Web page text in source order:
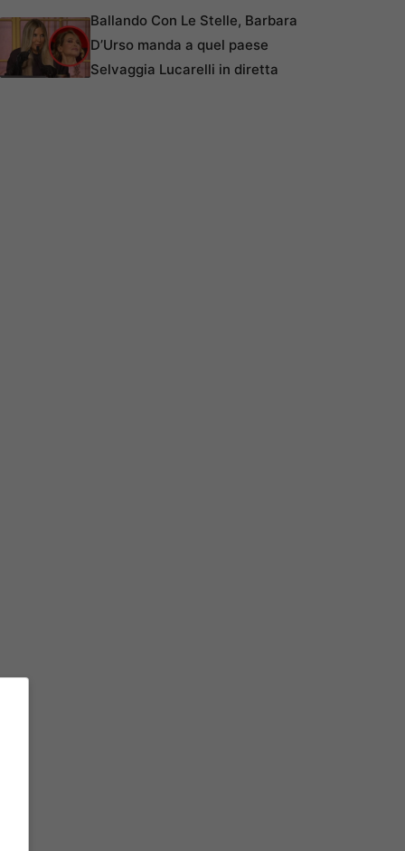
Ballando Con Le Stelle, Barbara
D’Urso manda a quel paese
Selvaggia Lucarelli in diretta